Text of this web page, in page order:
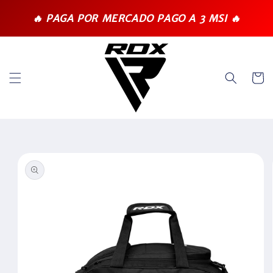
🔥 PAGA POR MERCADO PAGO A 3 MSI 🔥
directamente
al contenido
Carrito
información